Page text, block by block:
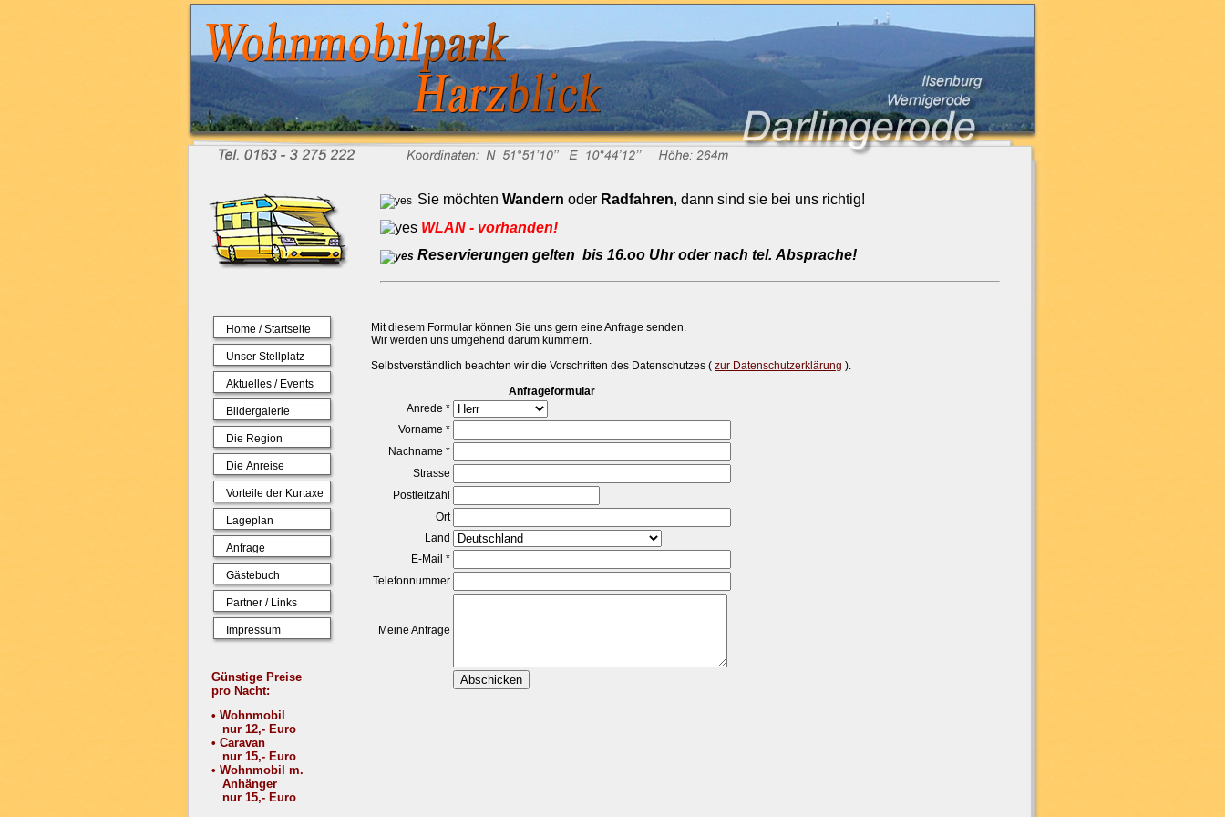
Sie möchten Wandern oder Radfahren, dann sind sie bei uns richtig!
WLAN - vorhanden!
Reservierungen gelten bis 16.oo Uhr oder nach tel. Absprache!
Home / Startseite
Unser Stellplatz
Aktuelles / Events
Bildergalerie
Die Region
Die Anreise
Vorteile der Kurtaxe
Lageplan
Anfrage
Gästebuch
Partner / Links
Impressum
Günstige Preise
pro Nacht:
• Wohnmobil
nur 12,- Euro
• Caravan
nur 15,- Euro
• Wohnmobil m.
Anhänger
nur 15,- Euro
Mit diesem Formular können Sie uns gern eine Anfrage senden.
Wir werden uns umgehend darum kümmern.
Selbstverständlich beachten wir die Vorschriften des Datenschutzes ( zur Datenschutzerklärung ).
Anfrageformular
Anrede *
Vorname *
Nachname *
Strasse
Postleitzahl
Ort
Land
E-Mail *
Telefonnummer
Meine Anfrage